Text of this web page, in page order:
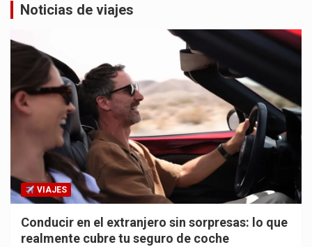
Noticias de viajes
VIAJES
Conducir en el extranjero sin sorpresas: lo que
realmente cubre tu seguro de coche